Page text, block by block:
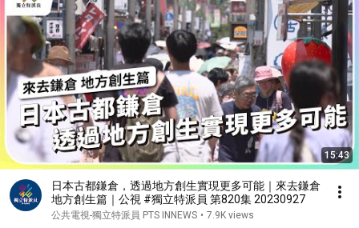
15:43
日本古都鎌倉，透過地方創生實現更多可能｜來去鎌倉
地方創生篇｜公視 #獨立特派員 第820集 20230927
公共電視-獨立特派員 PTS INNEWS • 7.9K views